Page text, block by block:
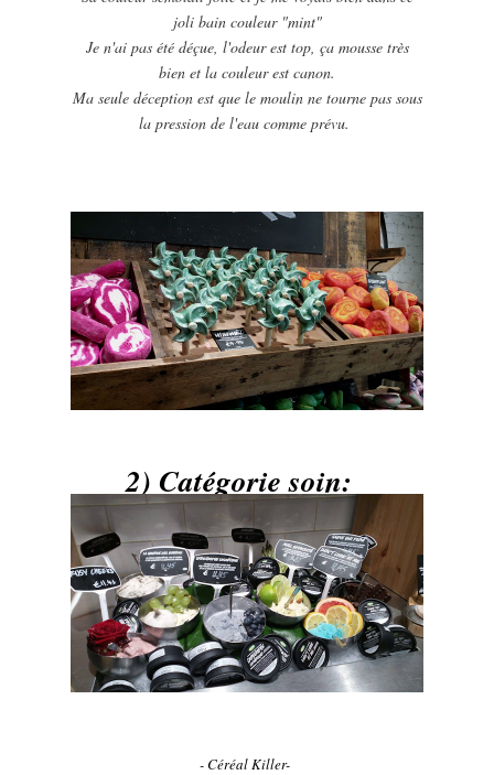
joli bain couleur "mint"
Je n'ai pas été déçue, l'odeur est top, ça mousse très
bien et la couleur est canon.
Ma seule déception est que le moulin ne tourne pas sous
la pression de l'eau comme prévu.
2) Catégorie soin:
- Céréal Killer-